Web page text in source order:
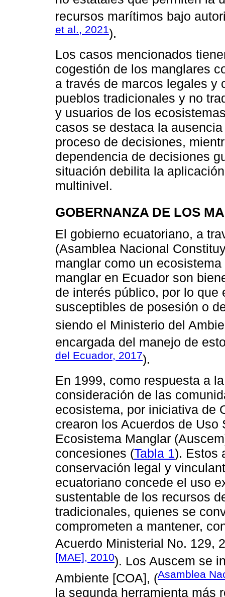
recursos marítimos bajo
et al., 2021).
Los casos mencionados
cogestión de los manglares
a través de marcos legales y
pueblos tradicionales y no
y usuarios de los
casos se destaca la
proceso de decisiones,
dependencia de decisiones
situación debilita la
multinivel.
GOBERNANZA DE LOS
El gobierno ecuatoriano, a
(Asamblea Nacional
manglar como un
manglar en Ecuador son
de interés público, por lo
susceptibles de posesión o
siendo el Ministerio del
encargada del manejo de
del Ecuador, 2017).
En 1999, como respuesta a
consideración de las
ecosistema, por iniciativa de
crearon los Acuerdos de
Ecosistema Manglar
concesiones (Tabla 1). Estos
conservación legal y
ecuatoriano concede el uso
sustentable de los recursos
tradicionales, quienes se
comprometen a mantener,
Acuerdo Ministerial No. 129,
[MAE], 2010). Los Auscem se
Ambiente [COA], (Asamblea
la segunda herramienta más